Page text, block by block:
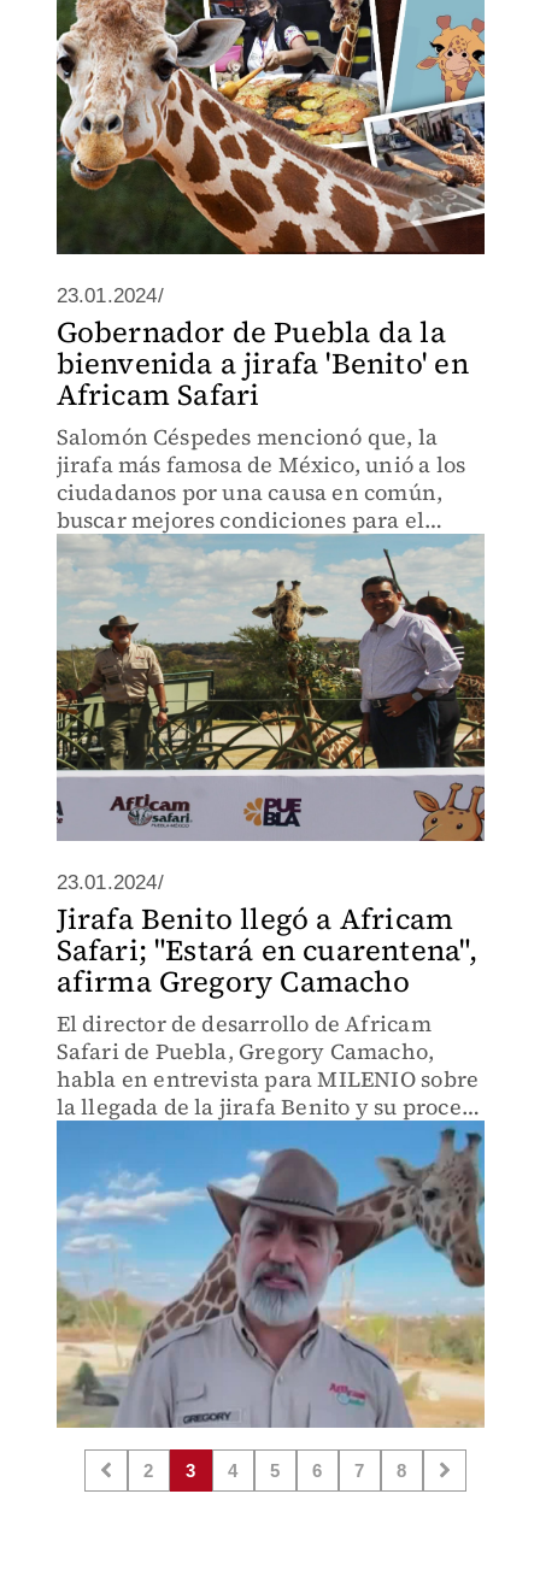
23.01.2024/
Gobernador de Puebla da la
bienvenida a jirafa 'Benito' en
Africam Safari
Salomón Céspedes mencionó que, la
jirafa más famosa de México, unió a los
ciudadanos por una causa en común,
buscar mejores condiciones para el
cuadrúpedo.
23.01.2024/
Jirafa Benito llegó a Africam
Safari; "Estará en cuarentena",
afirma Gregory Camacho
El director de desarrollo de Africam
Safari de Puebla, Gregory Camacho,
habla en entrevista para MILENIO sobre
la llegada de la jirafa Benito y su proceso
2 3 4 5 6 7 8